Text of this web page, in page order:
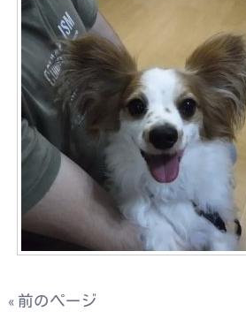
« 前のページ